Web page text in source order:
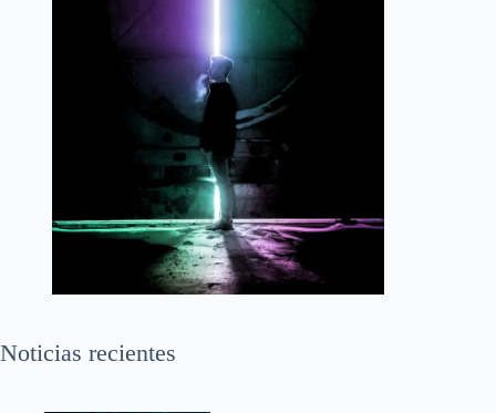
Noticias recientes